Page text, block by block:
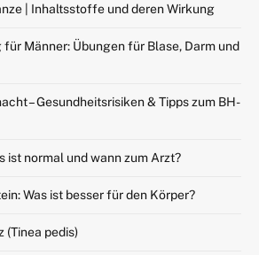
| Inhaltsstoffe und deren Wirkung
Männer: Übungen für Blase, Darm und
– Gesundheitsrisiken & Tipps zum BH-
ist normal und wann zum Arzt?
Was ist besser für den Körper?
(Tinea pedis)